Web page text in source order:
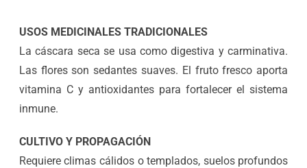
USOS MEDICINALES TRADICIONALES
La cáscara seca se usa como digestiva y carminativa.
Las flores son sedantes suaves. El fruto fresco aporta
vitamina C y antioxidantes para fortalecer el sistema
inmune.
CULTIVO Y PROPAGACIÓN
Requiere climas cálidos o templados, suelos profundos